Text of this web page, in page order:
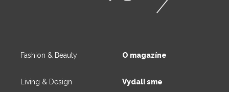
Fashion & Beauty
Living & Design
O magazíne
Vydali sme